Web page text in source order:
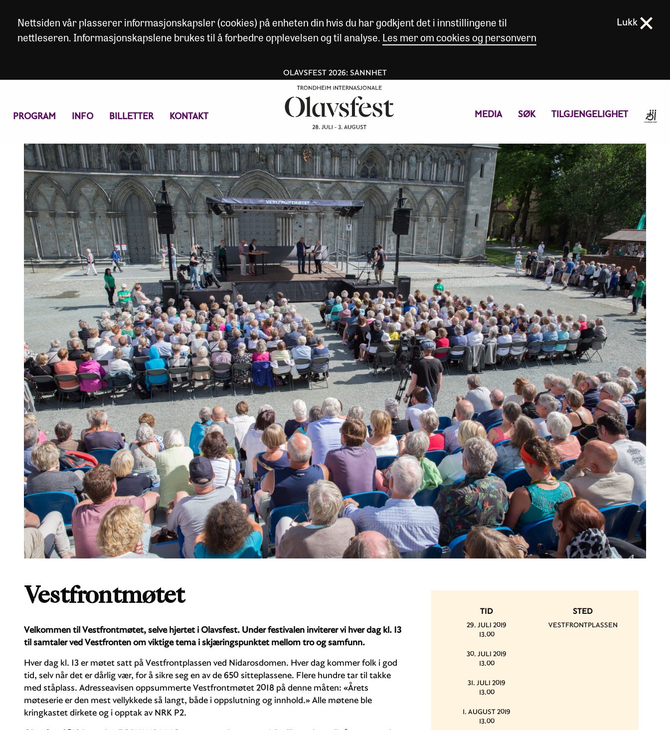
Nettsiden vår plasserer informasjonskapsler (cookies) på enheten din hvis du har godkjent det i innstillingene til
nettleseren. Informasjonskapslene brukes til å forbedre opplevelsen og til analyse. Les mer om cookies og personvern
Lukk
OLAVSFEST 2026: SANNHET
PROGRAM INFO BILLETTER KONTAKT MEDIA SØK TILGJENGELIGHET
Vestfrontmøtet
Velkommen til Vestfrontmøtet, selve hjertet i Olavsfest. Under festivalen inviterer vi hver dag kl. 13
til samtaler ved Vestfronten om viktige tema i skjæringspunktet mellom tro og samfunn.
Hver dag kl. 13 er møtet satt på Vestfrontplassen ved Nidarosdomen. Hver dag kommer folk i god
tid, selv når det er dårlig vær, for å sikre seg en av de 650 sitteplassene. Flere hundre tar til takke
med ståplass. Adresseavisen oppsummerte Vestfrontmøtet 2018 på denne måten: «Årets
møteserie er den mest vellykkede så langt, både i oppslutning og innhold.» Alle møtene ble
kringkastet dirkete og i opptak av NRK P2.
TID
29. JULI 2019
13.00
30. JULI 2019
13.00
31. JULI 2019
13.00
1. AUGUST 2019
13.00
STED
VESTFRONTPLASSEN